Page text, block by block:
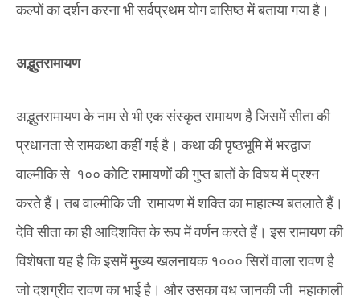
कल्पों का दर्शन करना भी सर्वप्रथम योग वासिष्ठ में बताया गया है।
अद्भुतरामायण
अद्भुतरामायण के नाम से भी एक संस्कृत रामायण है जिसमें सीता की
प्रधानता से रामकथा कहीं गई है। कथा की पृष्ठभूमि में भरद्वाज
वाल्मीकि से १०० कोटि रामायणों की गुप्त बातों के विषय में प्रश्न
करते हैं। तब वाल्मीकि जी रामायण में शक्ति का माहात्म्य बतलाते हैं।
देवि सीता का ही आदिशक्ति के रूप में वर्णन करते हैं। इस रामायण की
विशेषता यह है कि इसमें मुख्य खलनायक १००० सिरों वाला रावण है
जो दशग्रीव रावण का भाई है। और उसका वध जानकी जी महाकाली